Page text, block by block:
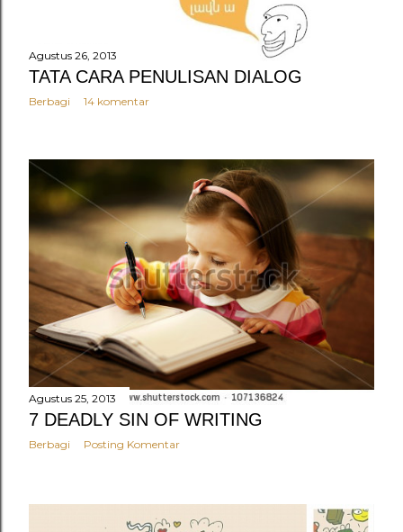
Agustus 26, 2013
TATA CARA PENULISAN DIALOG
Berbagi 14 komentar
Agustus 25, 2013
7 DEADLY SIN OF WRITING
Berbagi Posting Komentar